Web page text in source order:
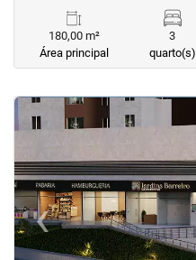
180,00 m²
Área principal
3
quarto(s)
< <<
‹Previous